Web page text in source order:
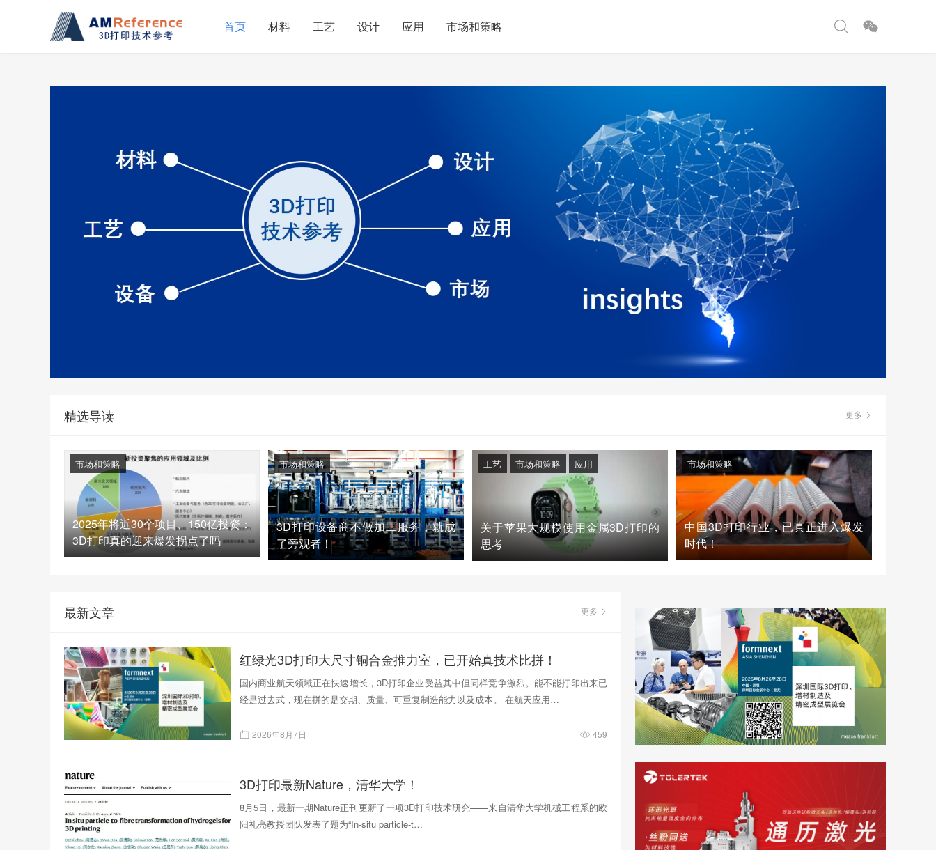
首页 材料 工艺 设计 应用 市场和策略
精选导读 更多
2025年将近30个项目、150亿投资：
3D打印真的迎来爆发拐点了吗
市场和策略
3D打印设备商不做加工服务，就成
了旁观者！
市场和策略
关于苹果大规模使用金属3D打印的
思考
工艺 市场和策略 应用
中国3D打印行业，已真正进入爆发
时代！
市场和策略
最新文章 更多
红绿光3D打印大尺寸铜合金推力室，已开始真技术比拼！
国内商业航天领域正在快速增长，3D打印企业受益其中但同样竞争激烈。能不能打印出来已
经是过去式，现在拼的是交期、质量、可重复制造能力以及成本。 在航天应用…
2026年8月7日 459
3D打印最新Nature，清华大学！
8月5日，最新一期Nature正刊更新了一项3D打印技术研究——来自清华大学机械工程系的欧
阳礼亮教授团队发表了题为“In‑situ particle‑t…